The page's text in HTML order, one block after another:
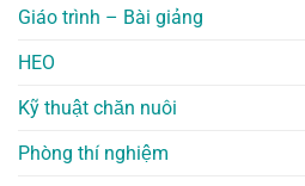
Giáo trình – Bài giảng
HEO
Kỹ thuật chăn nuôi
Phòng thí nghiệm